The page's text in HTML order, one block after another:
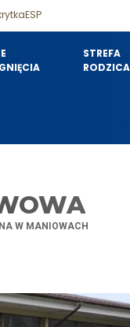
STREFA
RODZICA
W MANIOWACH